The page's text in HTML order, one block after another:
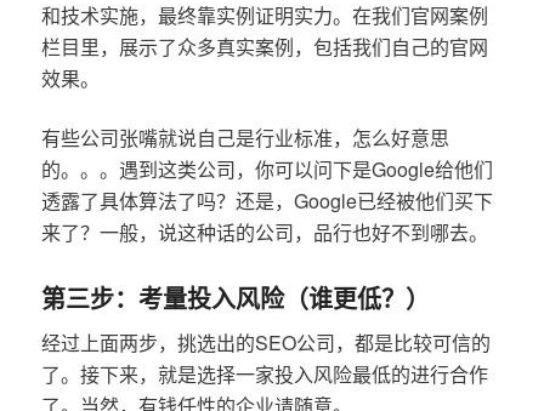
和技术实施，最终靠实例证明实力。在我们官网案例
栏目里，展示了众多真实案例，包括我们自己的官网
效果。
有些公司张嘴就说自己是行业标准，怎么好意思
的。。。遇到这类公司，你可以问下是Google给他们
透露了具体算法了吗？还是，Google已经被他们买下
来了？一般，说这种话的公司，品行也好不到哪去。
第三步：考量投入风险（谁更低？）
经过上面两步，挑选出的SEO公司，都是比较可信的
了。接下来，就是选择一家投入风险最低的进行合作